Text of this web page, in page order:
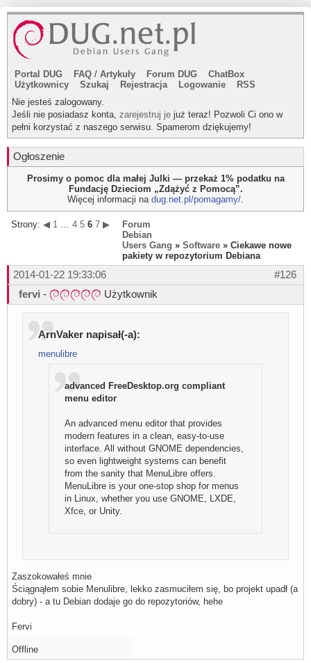
Portal DUG FAQ / Artykuły Forum DUG
ChatBox
Użytkownicy
Szukaj Rejestracja Logowanie
RSS
Nie jesteś zalogowany.
Jeśli nie posiadasz konta, zarejestruj je już teraz! Pozwoli Ci ono w
pełni korzystać z naszego serwisu. Spamerom dziękujemy!
Ogłoszenie
Prosimy o pomoc dla małej Julki — przekaż 1% podatku na
Fundację Dzieciom „Zdążyć z Pomocą”.
Więcej informacji na dug.net.pl/pomagamy/.
Strony: ◀ 1 … 4 5 6 7 ▶
Forum
Debian
Users Gang » Software » Ciekawe nowe
pakiety w repozytorium Debiana
#126
2014-01-22 19:33:06
fervi - Użytkownik
ArnVaker napisał(-a):
menulibre
advanced FreeDesktop.org compliant
menu editor
An advanced menu editor that provides
modern features in a clean, easy-to-use
interface. All without GNOME dependencies,
so even lightweight systems can benefit
from the sanity that MenuLibre offers.
MenuLibre is your one-stop shop for menus
in Linux, whether you use GNOME, LXDE,
Xfce, or Unity.
Zaszokowałeś mnie
Ściągnąłem sobie Menulibre, lekko zasmuciłem się, bo projekt upadł (a
dobry) - a tu Debian dodaje go do repozytoriów, hehe
Fervi
Offline